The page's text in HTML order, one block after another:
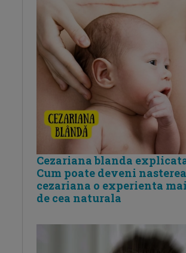
Cezariana blanda
Cum poate deveni
cezariana o experienta
de cea naturala